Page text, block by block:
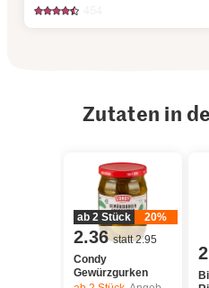
Zutaten in
ab 2 Stück 20%
2.36 statt 2.95
Condy
Gewürzgurken